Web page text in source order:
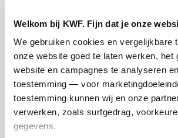
Welkom bij KWF. Fijn dat je onze
We gebruiken cookies en vergelijkbare
onze website goed te laten werken, het
website en campagnes te analyseren
toestemming — voor
toestemming kunnen wij en onze
verwerken, zoals surfgedrag,
gegevens.
Personal Donation
Prefix Last Name *